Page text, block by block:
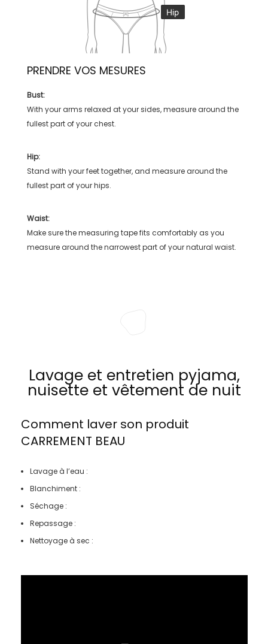
PRENDRE VOS MESURES
Bust:
With your arms relaxed at your sides, measure around the
fullest part of your chest.
Hip:
Stand with your feet together, and measure around the
fullest part of your hips.
Waist:
Make sure the measuring tape fits comfortably as you
measure around the narrowest part of your natural waist.
Lavage et entretien pyjama,
nuisette et vêtement de nuit
Comment laver son produit
CARREMENT BEAU
Lavage à l’eau :
Blanchiment :
Séchage :
Repassage :
Nettoyage à sec :